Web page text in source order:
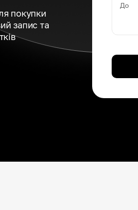
покупки
запис та
До